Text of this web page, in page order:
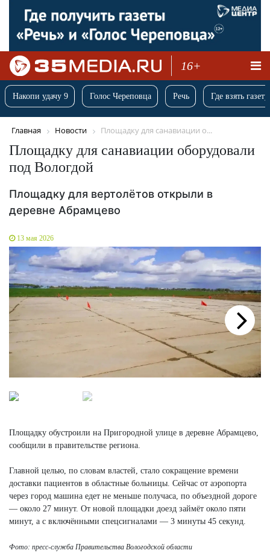
16+
Накопи удачу 9 Голос Череповца Речь Где взять
Главная Новости Площадку для санавиации о...
Площадку для санавиации оборудовали
под Вологдой
Площадку для вертолётов открыли в
деревне Абрамцево
13 мая 2026
Next
Площадку обустроили на Пригородной улице в деревне Абрамцево,
сообщили в правительстве региона.
Главной целью, по словам властей, стало сокращение времени
доставки пациентов в областные больницы. Сейчас от аэропорта
через город машина едет не меньше получаса, по объездной дороге
— около 27 минут. От новой площадки доезд займёт около пяти
минут, а с включёнными спецсигналами — 3 минуты 45 секунд.
Фото: пресс-служба Правительства Вологодской области